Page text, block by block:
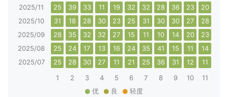
2025/11
25 39 33 11 19 32 32 28 36 23 20
2025/10
31 18 28 30 23 25 31 30 30 27 28
2025/09
28 35 32 32 27 15 11 10 14 20 23
2025/08
25 24 17 13 16 24 35 41 15 11 14
2025/07
25 28 30 27 11 21 25 36 31 12 11
1
2 3 4 5 6 7 8 9 10 11
优
良
轻度